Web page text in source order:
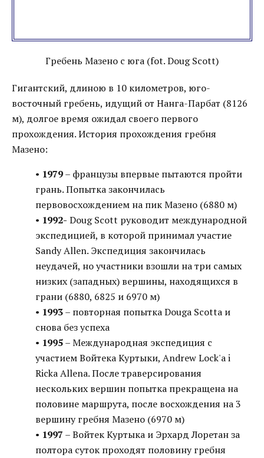
Гребень Мазено с юга (fot. Doug Scott)
Гигантский, длиною в 10 километров, юго-
восточный гребень, идущий от Нанга-Парбат (8126
м), долгое время ожидал своего первого
прохождения. История прохождения гребня
Мазено:
• 1979– французы впервые пытаются пройти
грань. Попытка закончилась
первовосхождением на пик Мазено (6880 м)
• 1992- Doug Scott руководит международной
экспедицией, в которой принимал участие
Sandy Allen. Экспедиция закончилась
неудачей, но участники взошли на три самых
низких (западных) вершины, находящихся в
грани (6880, 6825 и 6970 м)
• 1993– повторная попытка Douga Scotta и
снова без успеха
• 1995– Международная экспедиция с
участием Войтека Куртыки, Andrew Lock'a i
Ricka Allena. После траверсирования
нескольких вершин попытка прекращена на
половине маршрута, после восхождения на 3
вершину гребня Мазено (6970 м)
• 1997 – Войтек Куртыка и Эрхард Лоретан за
полтора суток проходят половину гребня